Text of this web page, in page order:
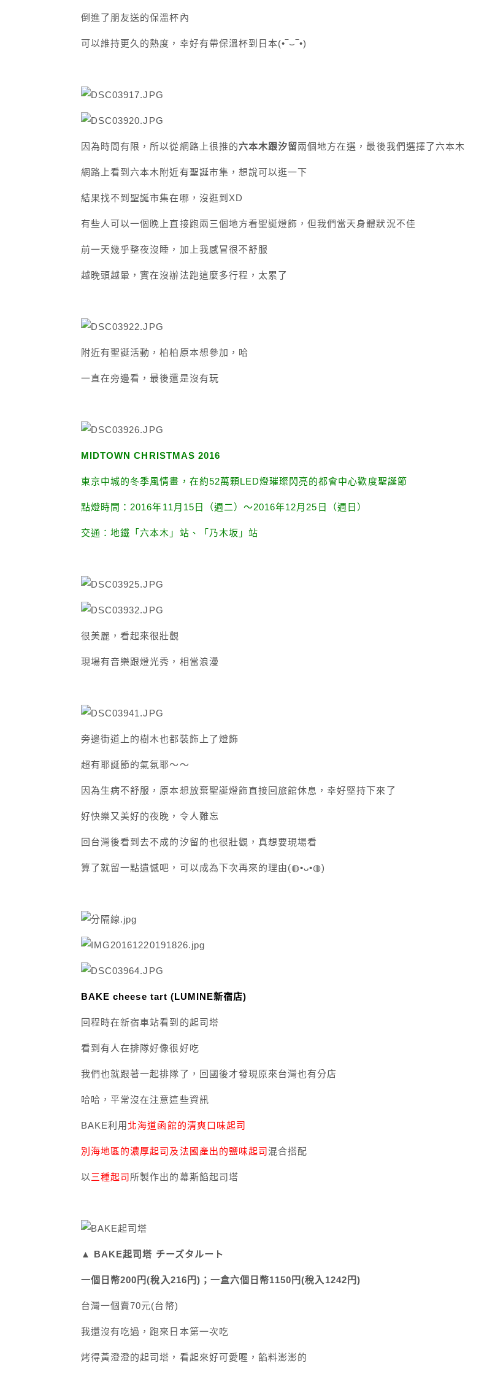
倒進了朋友送的保溫杯內
可以維持更久的熱度，幸好有帶保溫杯到日本(•‾⌣‾•)
因為時間有限，所以從網路上很推的六本木跟汐留兩個地方在選，最後我們選擇了六本木
網路上看到六本木附近有聖誕市集，想說可以逛一下
結果找不到聖誕市集在哪，沒逛到XD
有些人可以一個晚上直接跑兩三個地方看聖誕燈飾，但我們當天身體狀況不佳
前一天幾乎整夜沒睡，加上我感冒很不舒服
越晚頭越暈，實在沒辦法跑這麼多行程，太累了
附近有聖誕活動，柏柏原本想參加，哈
一直在旁邊看，最後還是沒有玩
MIDTOWN CHRISTMAS 2016
東京中城的冬季風情畫，在約52萬顆LED燈璀璨閃亮的都會中心歡度聖誕節
點燈時間：2016年11月15日（週二）～2016年12月25日（週日）
交通：地鐵「六本木」站、「乃木坂」站
很美麗，看起來很壯觀
現場有音樂跟燈光秀，相當浪漫
旁邊街道上的樹木也都裝飾上了燈飾
超有耶誕節的氣氛耶～～
因為生病不舒服，原本想放棄聖誕燈飾直接回旅館休息，幸好堅持下來了
好快樂又美好的夜晚，令人難忘
回台灣後看到去不成的汐留的也很壯觀，真想要現場看
算了就留一點遺憾吧，可以成為下次再來的理由(◍•ᴗ•◍)
BAKE cheese tart (LUMINE新宿店)
回程時在新宿車站看到的起司塔
看到有人在排隊好像很好吃
我們也就跟著一起排隊了， 回國後才發現原來台灣也有分店
哈哈，平常沒在注意這些資訊
BAKE利用 北海道函館的清爽口味起司
別海地區的濃厚起司及法國產出的鹽味起司混合搭配
以三種起司 所製作出的幕斯餡起司塔
▲ BAKE起司塔 チーズタルート
一個日幣200円(稅入216円)；一盒六個日幣1150円(稅入1242円)
台灣一個賣70元(台幣)
我還沒有吃過，跑來日本第一次吃
烤得黃澄澄的起司塔，看起來好可愛喔，餡料澎澎的